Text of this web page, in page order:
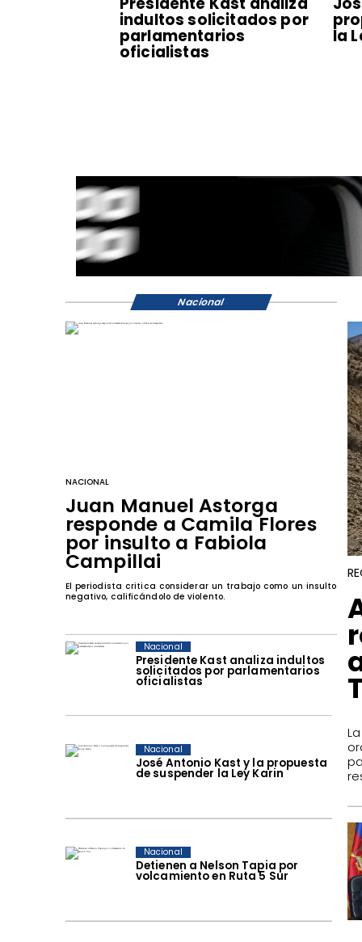
indultos solicitados por
parlamentarios
oficialistas
la
Presidente Kast analiza indultos
solicitados por parlamentarios
oficialistas
Nacional
José Antonio Kast y la propuesta
de suspender la Ley Karin
Nacional
Detienen a Nelson Tapia por
volcamiento en Ruta 5 Sur
Nacional
NACIONAL
Juan Manuel Astorga
responde a Camila Flores
por insulto a Fabiola
Campillai
El periodista critica considerar un trabajo como un insulto
negativo, calificándolo de violento.
Nacional